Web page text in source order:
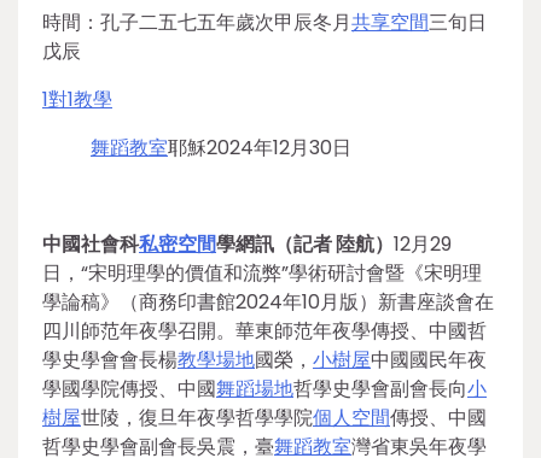
時間：孔子二五七五年歲次甲辰冬月共享空間三旬日
戊辰
1對1教學
舞蹈教室耶穌2024年12月30日
中國社會科私密空間學網訊（記者 陸航） 12月29
日，“宋明理學的價值和流弊”學術研討會暨《宋明理
學論稿》（商務印書館2024年10月版）新書座談會在
四川師范年夜學召開。華東師范年夜學傳授、中國哲
學史學會會長楊教學場地國榮， 小樹屋中國國民年夜
學國學院傳授、中國舞蹈場地哲學史學會副會長向小
樹屋世陵，復旦年夜學哲學學院個人空間傳授、中國
哲學史學會副會長吳震，臺舞蹈教室灣省東吳年夜學